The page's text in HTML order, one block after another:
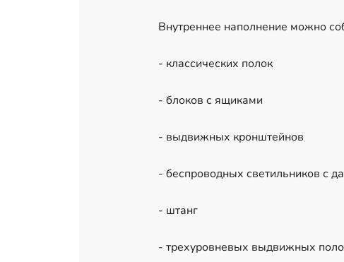
Внутреннее наполнение можно
- классических полок
- блоков с ящиками
- выдвижных кронштейнов
- беспроводных светильников с
- штанг
- трехуровневых выдвижных